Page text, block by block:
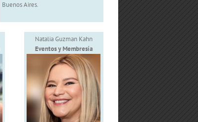
Buenos Aires.
Natalia Guzman Kahn
Eventos y Membresía